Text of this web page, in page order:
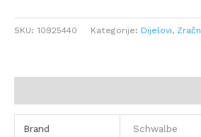
SKU: 10925440 Kategorije: Dijelovi,
Brand Schwalbe